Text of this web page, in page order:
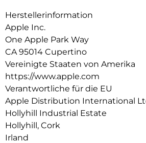
überträgt.
Mit integrierten Magneten, die sich
ausrichten, hält das Case ganz einfach
schnelleres kabel­loses Laden. Lass dein
einfach im Case und docke dein
leg es auf dein Qi2 oder Qi zertifiziertes
Wie jedes von Apple entwickelte Case
des Design‑ und Fertigungs­prozesses
Teststunden. Deshalb sieht es nicht nur
sondern ist auch dafür gemacht, dein
und bei Stürzen zu schützen.
Herstellerinformation
Apple Inc.
One Apple Park Way
CA 95014 Cupertino
Vereinigte Staaten von Amerika
https://www.apple.com
Verantwortliche für die EU
Apple Distribution International
Hollyhill Industrial Estate
Hollyhill, Cork
Irland